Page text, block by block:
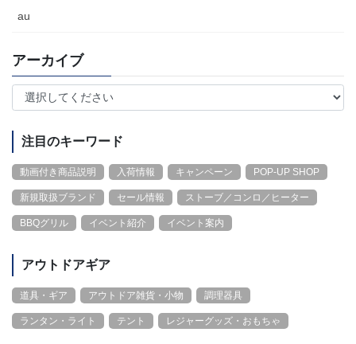
au
アーカイブ
注目のキーワード
動画付き商品説明 入荷情報 キャンペーン POP-UP SHOP
新規取扱ブランド セール情報 ストーブ／コンロ／ヒーター
BBQグリル イベント紹介 イベント案内
アウトドアギア
道具・ギア アウトドア雑貨・小物 調理器具
ランタン・ライト テント レジャーグッズ・おもちゃ